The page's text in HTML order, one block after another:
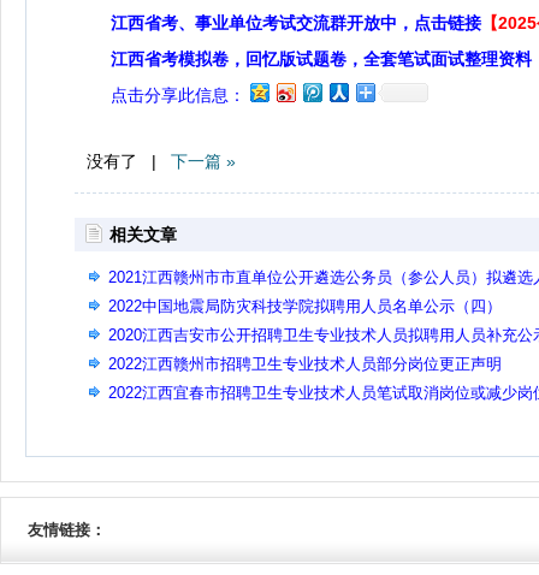
江西省考、事业单位考试交流群开放中，点击链接 【
江西省考模拟卷，回忆版试题卷，全套笔试面试整理资料
点击分享此信息：
没有了 | 下一篇 »
相关文章
2021江西赣州市市直单位公开遴选公务员（参公人员）拟遴选
员公示
2022中国地震局防灾科技学院拟聘用人员名单公示（四）
2020江西吉安市公开招聘卫生专业技术人员拟聘用人员补充公
2022江西赣州市招聘卫生专业技术人员部分岗位更正声明
2022江西宜春市招聘卫生专业技术人员笔试取消岗位或减少岗
友情链接：